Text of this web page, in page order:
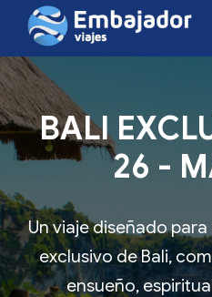
BALI
26 -
Un viaje diseñado
exclusivo de Bali,
ensueño,